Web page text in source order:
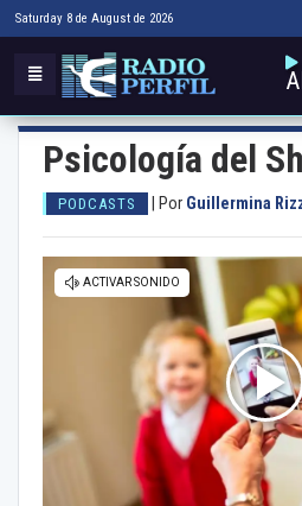
Saturday 8 de August de 2026
Psicología del
PODCASTS Por Guillermina